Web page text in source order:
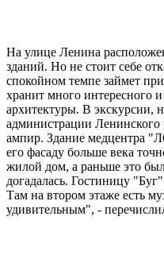
На улице Ленина
зданий. Но не стоит себе
спокойном темпе займет
хранит много интересного
архитектуры. В экскурсии,
администрации Ленинского
ампир. Здание медцентра
его фасаду больше века
жилой дом, а раньше это
догадалась. Гостиницу
Там на втором этаже есть
удивительным", -